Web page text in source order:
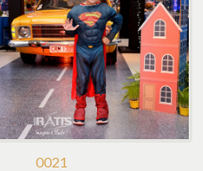
0021